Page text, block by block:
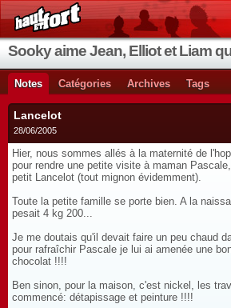
Notes Catégories Archives Tags
Lancelot
28/06/2005
Hier, nous sommes allés à la maternité de
pour rendre une petite visite à maman
petit Lancelot (tout mignon évidemment).
Toute la petite famille se porte bien. A la
pesait 4 kg 200...
Je me doutais qu'il devait faire un peu chaud
pour rafraîchir Pascale je lui ai amenée une
chocolat !!!!
Ben sinon, pour la maison, c'est nickel, les
commencé: détapissage et peinture !!!!